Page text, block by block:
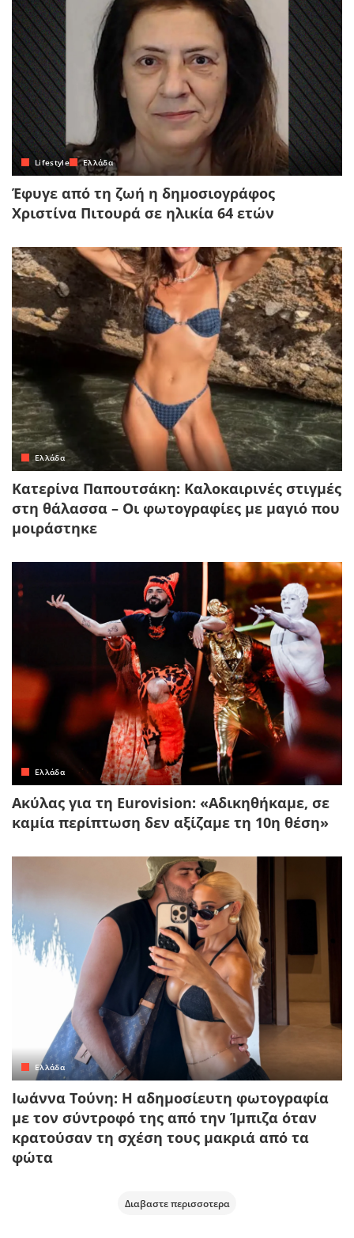
Lifestyle Ελλάδα
Έφυγε από τη ζωή η δημοσιογράφος
Χριστίνα Πιτουρά σε ηλικία 64 ετών
Ελλάδα
Κατερίνα Παπουτσάκη: Καλοκαιρινές στιγμές
στη θάλασσα – Οι φωτογραφίες με μαγιό που
μοιράστηκε
Ελλάδα
Ακύλας για τη Eurovision: «Αδικηθήκαμε, σε
καμία περίπτωση δεν αξίζαμε τη 10η θέση»
Ελλάδα
Ιωάννα Τούνη: Η αδημοσίευτη φωτογραφία
με τον σύντροφό της από την Ίμπιζα όταν
κρατούσαν τη σχέση τους μακριά από τα
φώτα
Διαβαστε περισσοτερα